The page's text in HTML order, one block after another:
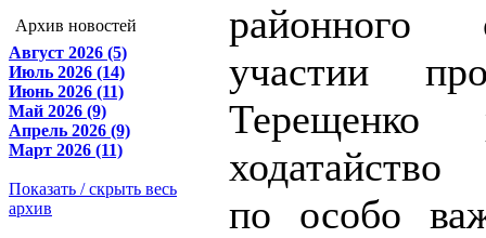
Архив новостей
Август 2026 (5)
Июль 2026 (14)
Июнь 2026 (11)
Май 2026 (9)
Апрель 2026 (9)
Март 2026 (11)
Показать / скрыть весь
архив
участии
Терещенко
ходатайство
по особо